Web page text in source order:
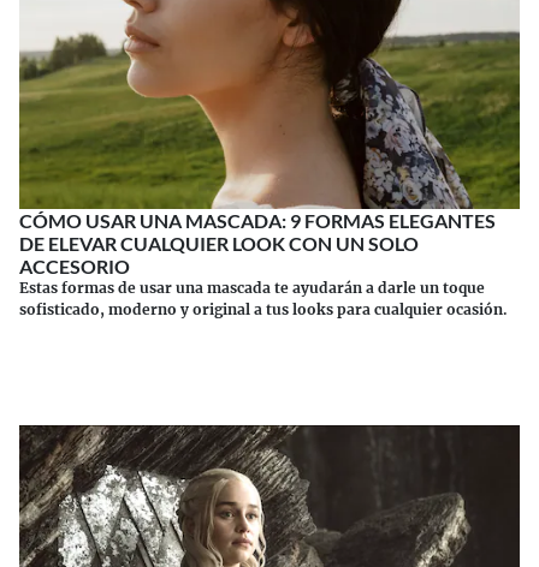
CÓMO USAR UNA MASCADA: 9 FORMAS ELEGANTES
DE ELEVAR CUALQUIER LOOK CON UN SOLO
ACCESORIO
Estas formas de usar una mascada te ayudarán a darle un toque
sofisticado, moderno y original a tus looks para cualquier ocasión.